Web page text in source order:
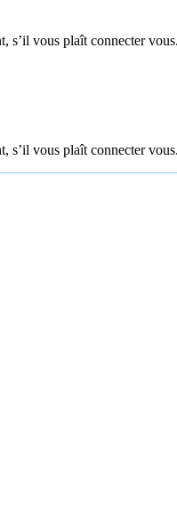
s’il vous plaît connecter
s’il vous plaît connecter